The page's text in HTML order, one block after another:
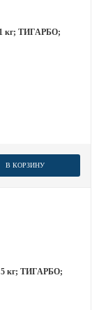
кг; ТИГАРБО;
В КОРЗИНУ
5 кг; ТИГАРБО;